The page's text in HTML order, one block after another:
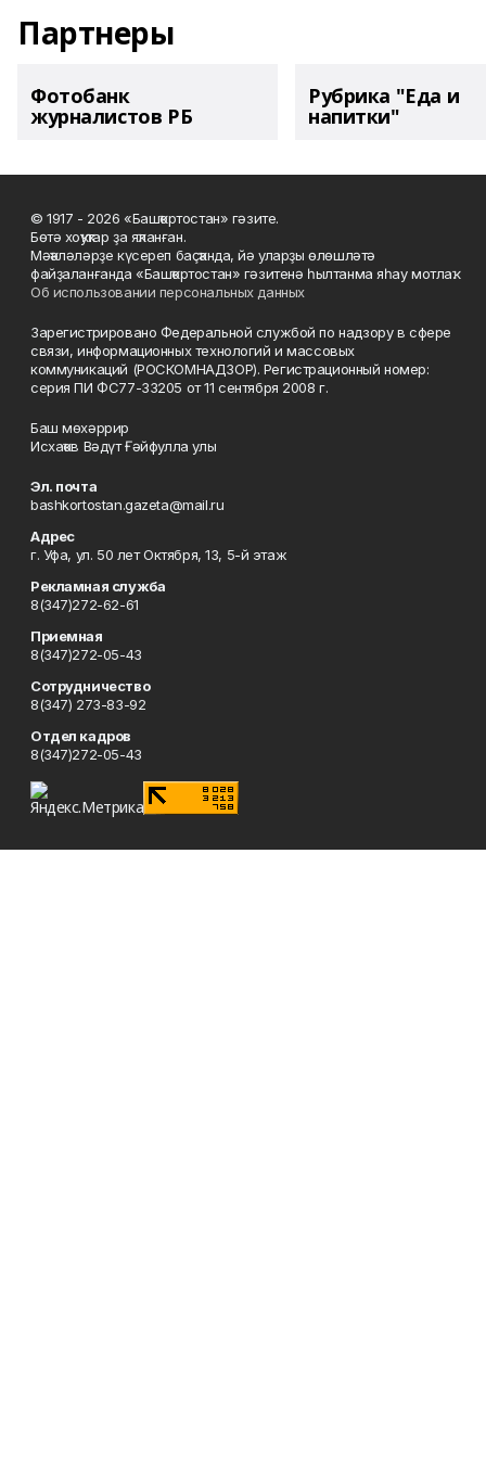
Партнеры
Фотобанк
журналистов РБ
Рубрика "Еда и
напитки"
© 1917 - 2026 «Башҡортостан» гәзите.
Бөтә хоҡуҡтар ҙа яҡланған.
Мәҡәләләрҙе күсереп баҫҡанда, йә уларҙы өлөшләтә
файҙаланғанда «Башҡортостан» гәзитенә һылтанма яһау мотлаҡ.
Об использовании персональных данных
Зарегистрировано Федеральной службой по надзору в сфере
связи, информационных технологий и массовых
коммуникаций (РОСКОМНАДЗОР). Регистрационный номер:
серия ПИ ФС77-33205 от 11 сентября 2008 г.
Баш мөхәррир
Исхаҡов Вәдүт Ғәйфулла улы
Эл. почта
bashkortostan.gazeta@mail.ru
Адрес
г. Уфа, ул. 50 лет Октября, 13, 5-й этаж
Рекламная служба
8(347)272-62-61
Приемная
8(347)272-05-43
Сотрудничество
8(347) 273-83-92
Отдел кадров
8(347)272-05-43